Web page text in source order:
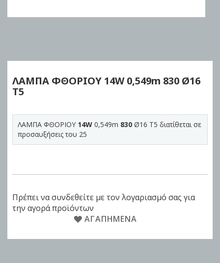
beginning
the
images
ΛΑΜΠΑ ΦΘΟΡΙΟΥ 14W0,549m 830 Ø16
Τ5
ΛΑΜΠΑ ΦΘΟΡΙΟΥ 14W 0,549m 830 Ø16 Τ5 διατίθεται σε
προσαυξήσεις του 25
Πρέπει να συνδεθείτε με τον λογαριασμό σας για
την αγορά προϊόντων
ΑΓΑΠΗΜΈΝΑ